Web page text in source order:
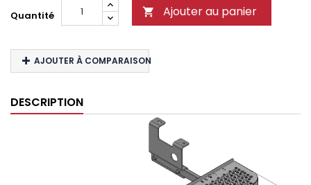
Quantité  Ajouter au panier
AJOUTER À COMPARAISON
DESCRIPTION